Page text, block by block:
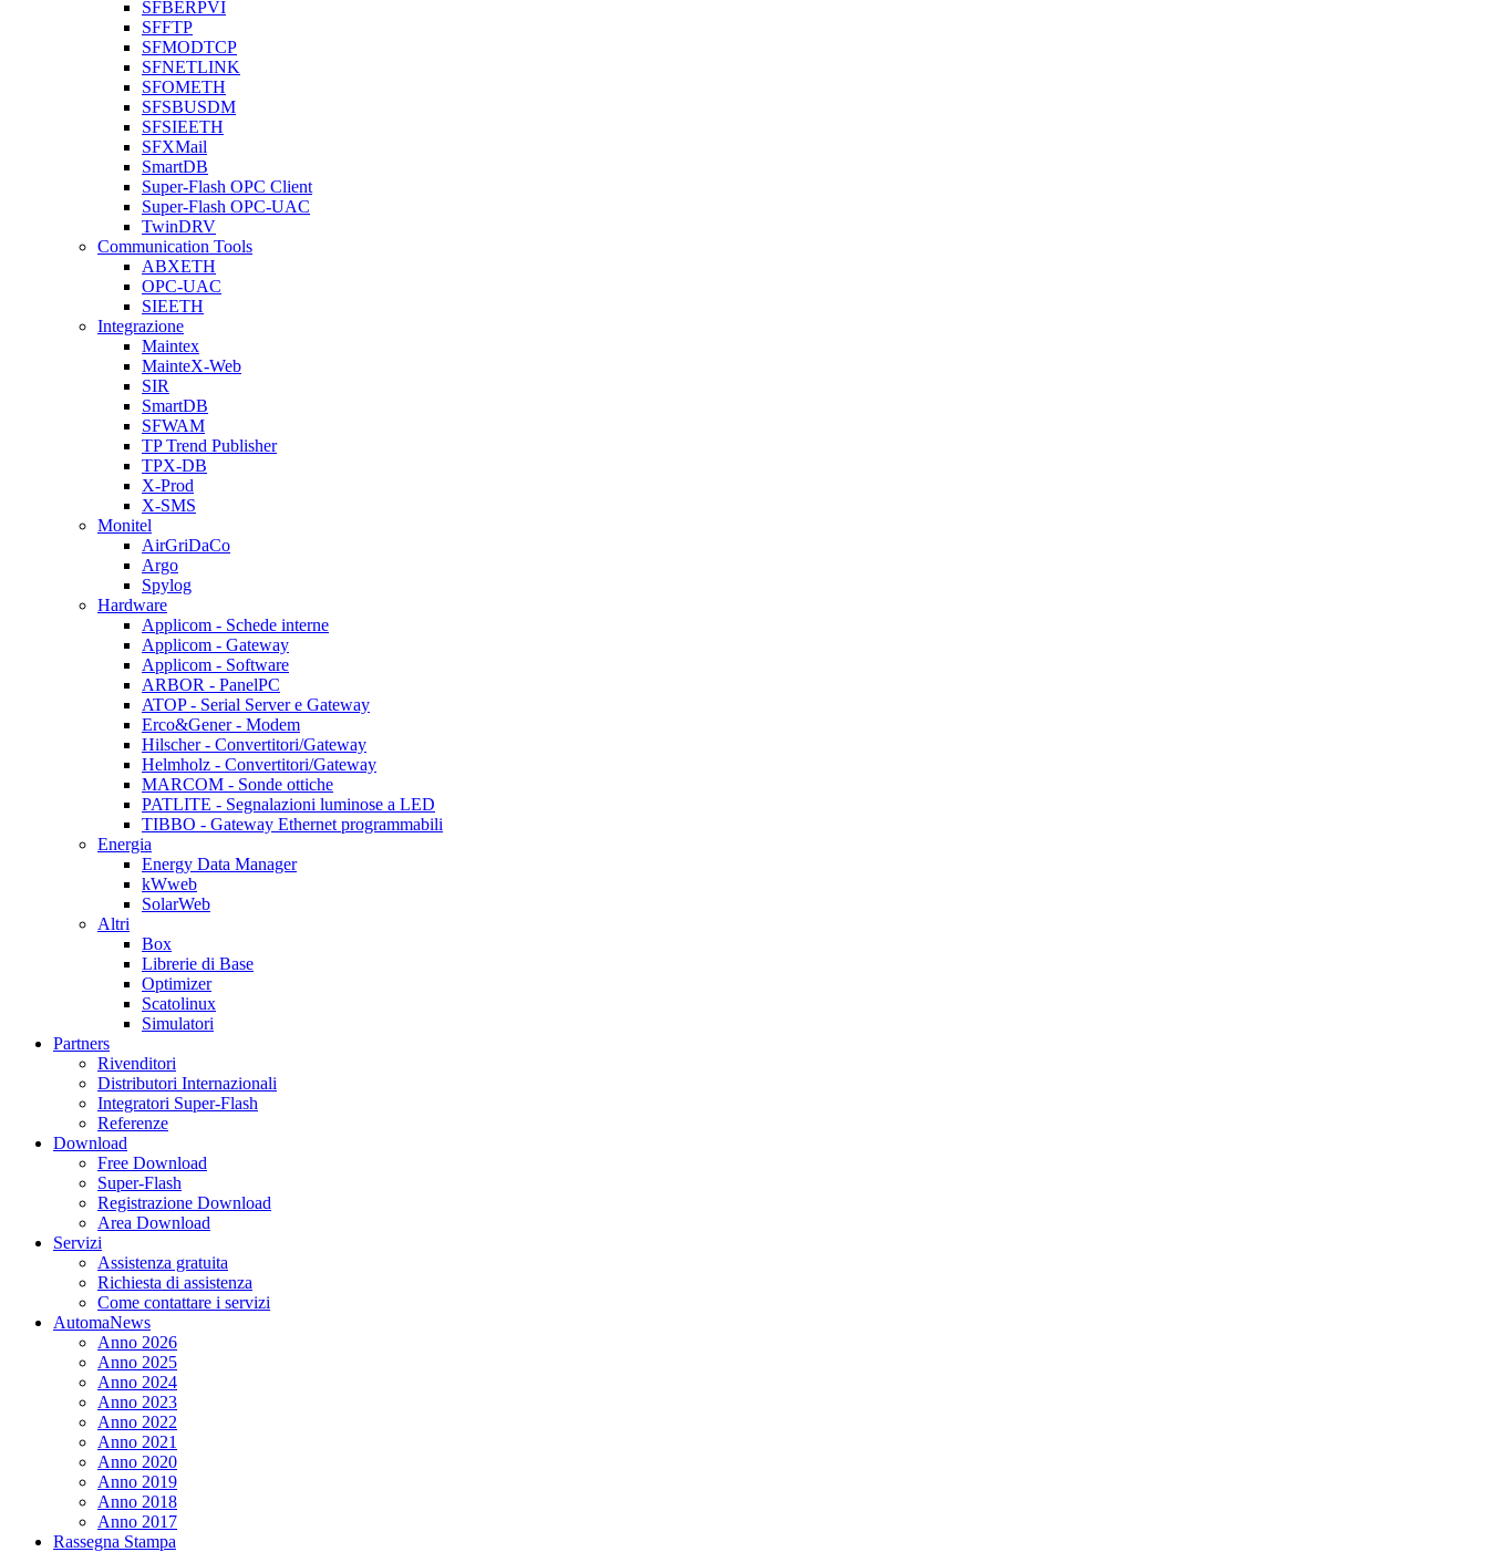
SFBERPVI
SFFTP
SFMODTCP
SFNETLINK
SFOMETH
SFSBUSDM
SFSIEETH
SFXMail
SmartDB
Super-Flash OPC Client
Super-Flash OPC-UAC
TwinDRV
Communication Tools
ABXETH
OPC-UAC
SIEETH
Integrazione
Maintex
MainteX-Web
SIR
SmartDB
SFWAM
TP Trend Publisher
TPX-DB
X-Prod
X-SMS
Monitel
AirGriDaCo
Argo
Spylog
Hardware
Applicom - Schede interne
Applicom - Gateway
Applicom - Software
ARBOR - PanelPC
ATOP - Serial Server e Gateway
Erco&Gener - Modem
Hilscher - Convertitori/Gateway
Helmholz - Convertitori/Gateway
MARCOM - Sonde ottiche
PATLITE - Segnalazioni luminose a LED
TIBBO - Gateway Ethernet programmabili
Energia
Energy Data Manager
kWweb
SolarWeb
Altri
Box
Librerie di Base
Optimizer
Scatolinux
Simulatori
Partners
Rivenditori
Distributori Internazionali
Integratori Super-Flash
Referenze
Download
Free Download
Super-Flash
Registrazione Download
Area Download
Servizi
Assistenza gratuita
Richiesta di assistenza
Come contattare i servizi
AutomaNews
Anno 2026
Anno 2025
Anno 2024
Anno 2023
Anno 2022
Anno 2021
Anno 2020
Anno 2019
Anno 2018
Anno 2017
Rassegna Stampa